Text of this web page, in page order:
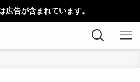
広告が含まれています。